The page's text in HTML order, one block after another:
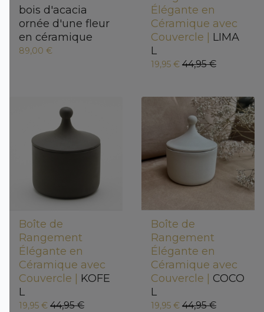
bois d'acacia
ornée d'une fleur
en céramique
89,00 €
Élégante en
Céramique avec
Couvercle | LIMA
L
19,95 € 44,95 €
Boîte de
Rangement
Élégante en
Céramique avec
Couvercle | KOFE
L
19,95 € 44,95 €
Boîte de
Rangement
Élégante en
Céramique avec
Couvercle | COCO
L
19,95 € 44,95 €